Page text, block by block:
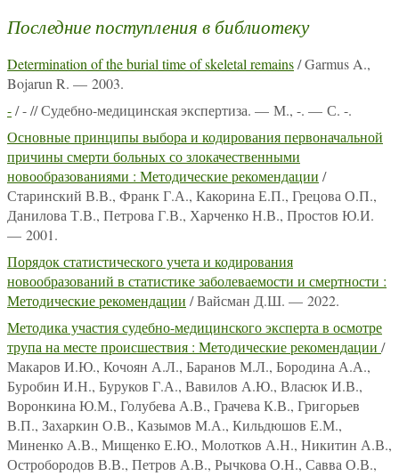
Последние поступления в библиотеку
Determination of the burial time of skeletal remains/ Garmus A.,
Bojarun R. — 2003.
-/ - // Судебно-медицинская экспертиза. — М., -. — С. -.
Основные принципы выбора и кодирования первоначальной
причины смерти больных со злокачественными
новообразованиями : Методические рекомендации /
Старинский В.В., Франк Г.А., Какорина Е.П., Грецова О.П.,
Данилова Т.В., Петрова Г.В., Харченко Н.В., Простов Ю.И.
— 2001.
Порядок статистического учета и кодирования
новообразований в статистике заболеваемости и смертности :
Методические рекомендации / Вайсман Д.Ш. — 2022.
Методика участия судебно-медицинского эксперта в осмотре
трупа на месте происшествия : Методические рекомендации /
Макаров И.Ю., Кочоян А.Л., Баранов М.Л., Бородина А.А.,
Буробин И.Н., Буруков Г.А., Вавилов А.Ю., Власюк И.В.,
Воронкина Ю.М., Голубева А.В., Грачева К.В., Григорьев
В.П., Захаркин О.В., Казымов М.А., Кильдюшов Е.М.,
Миненко А.В., Мищенко Е.Ю., Молотков А.Н., Никитин А.В.,
Остробородов В.В., Петров А.В., Рычкова О.Н., Савва О.В.,